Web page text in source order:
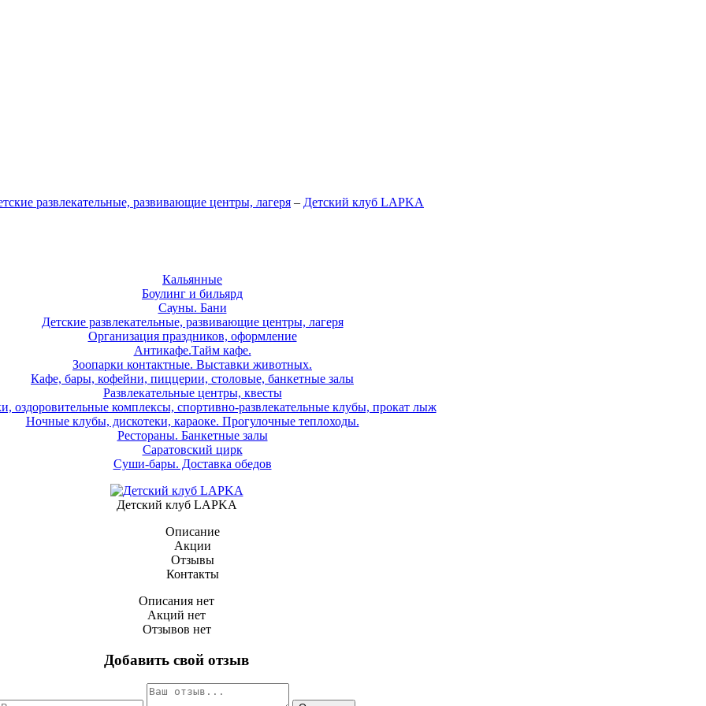
развлекательные, развивающие центры, лагеря – Детский клуб LAPKA
Кальянные
Боулинг и бильярд
Сауны. Бани
Детские развлекательные, развивающие центры, лагеря
Организация праздников, оформление
Антикафе.Тайм кафе.
Зоопарки контактные. Выставки животных.
Кафе, бары, кофейни, пиццерии, столовые, банкетные залы
Развлекательные центры, квесты
оздоровительные комплексы, спортивно-развлекательные клубы, прокат лыж
Ночные клубы, дискотеки, караоке. Прогулочные теплоходы.
Рестораны. Банкетные залы
Саратовский цирк
Суши-бары. Доставка обедов
Детский клуб LAPKA
Описание
Акции
Отзывы
Контакты
Описания нет
Акций нет
Отзывов нет
Добавить свой отзыв